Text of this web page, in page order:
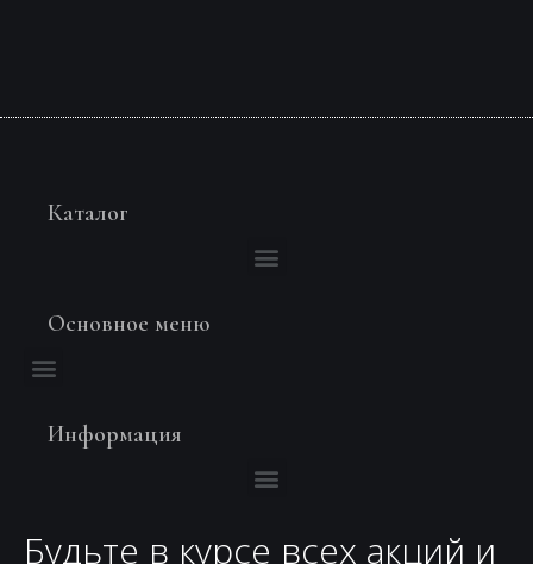
Каталог
Основное меню
Информация
Будьте в курсе всех акций и